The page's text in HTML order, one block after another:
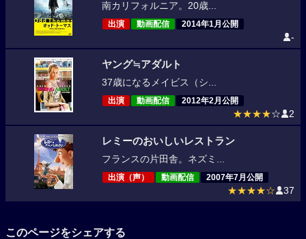
南カリフォルニア。20歳...
出演 動画配信 2014年1月公開
-
ヤング≒アダルト
37歳になるメイビス（シ...
出演 動画配信 2012年2月公開
★★★★☆ 2
レミーのおいしいレストラン
フランスの片田舎。ネズミ...
出演（声） 動画配信 2007年7月公開
★★★★☆ 37
このページをシェアする